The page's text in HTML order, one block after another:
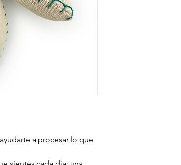
a procesar lo que